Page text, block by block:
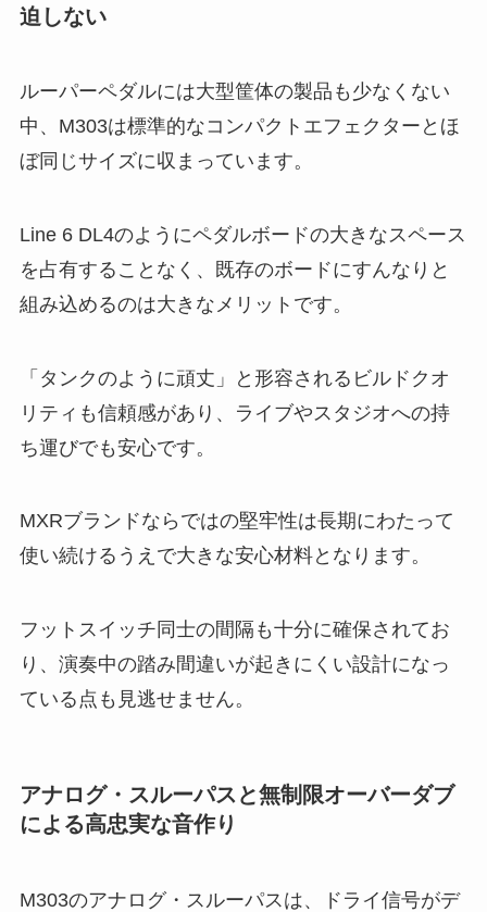
迫しない
ルーパーペダルには大型筐体の製品も少なくない
中、M303は標準的なコンパクトエフェクターとほ
ぼ同じサイズに収まっています。
Line 6 DL4のようにペダルボードの大きなスペース
を占有することなく、既存のボードにすんなりと
組み込めるのは大きなメリットです。
「タンクのように頑丈」と形容されるビルドクオ
リティも信頼感があり、ライブやスタジオへの持
ち運びでも安心です。
MXRブランドならではの堅牢性は長期にわたって
使い続けるうえで大きな安心材料となります。
フットスイッチ同士の間隔も十分に確保されてお
り、演奏中の踏み間違いが起きにくい設計になっ
ている点も見逃せません。
アナログ・スルーパスと無制限オーバーダブ
による高忠実な音作り
M303のアナログ・スルーパスは、ドライ信号がデ